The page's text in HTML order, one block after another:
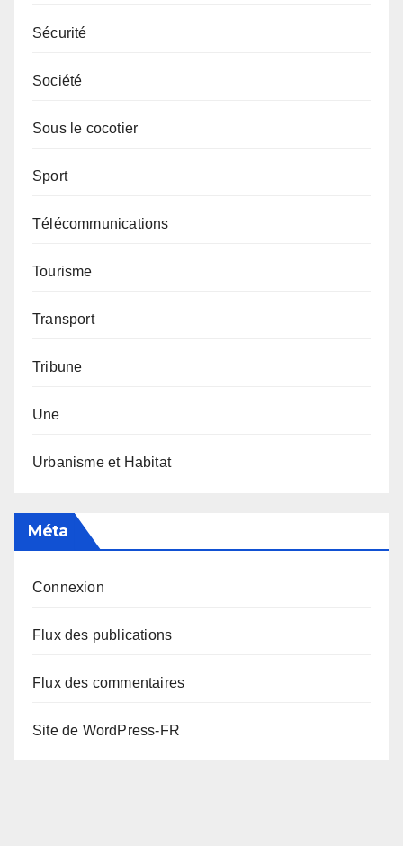
Sécurité
Société
Sous le cocotier
Sport
Télécommunications
Tourisme
Transport
Tribune
Une
Urbanisme et Habitat
Méta
Connexion
Flux des publications
Flux des commentaires
Site de WordPress-FR